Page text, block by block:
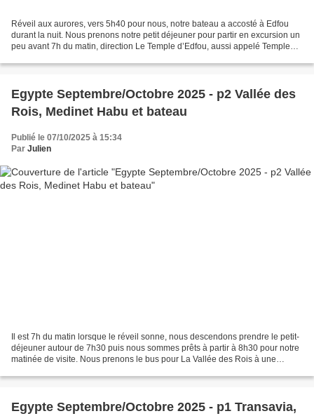
Réveil aux aurores, vers 5h40 pour nous, notre bateau a accosté à Edfou
durant la nuit. Nous prenons notre petit déjeuner pour partir en excursion un
peu avant 7h du matin, direction Le Temple d’Edfou, aussi appelé Temple
Egypte Septembre/Octobre 2025 - p2 Vallée des
Rois, Medinet Habu et bateau
Publié le 07/10/2025 à 15:34
Par Julien
Il est 7h du matin lorsque le réveil sonne, nous descendons prendre le petit-
déjeuner autour de 7h30 puis nous sommes prêts à partir à 8h30 pour notre
matinée de visite. Nous prenons le bus pour La Vallée des Rois à une
Egypte Septembre/Octobre 2025 - p1 Transavia,